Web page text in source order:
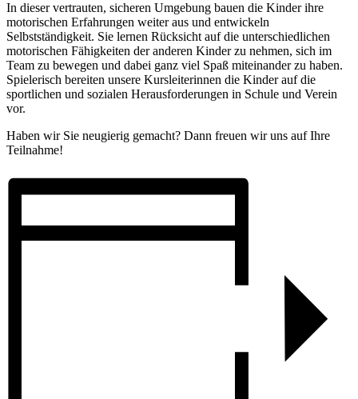
In dieser vertrauten, sicheren Umgebung bauen die Kinder ihre
motorischen Erfahrungen weiter aus und entwickeln
Selbstständigkeit. Sie lernen Rücksicht auf die unterschiedlichen
motorischen Fähigkeiten der anderen Kinder zu nehmen, sich im
Team zu bewegen und dabei ganz viel Spaß miteinander zu haben.
Spielerisch bereiten unsere Kursleiterinnen die Kinder auf die
sportlichen und sozialen Herausforderungen in Schule und Verein
vor.
Haben wir Sie neugierig gemacht? Dann freuen wir uns auf Ihre
Teilnahme!